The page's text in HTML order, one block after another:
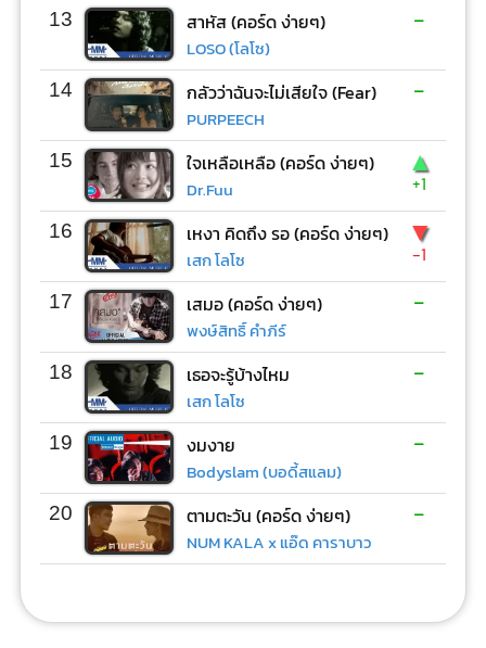
13 สาหัส (คอร์ด ง่ายๆ)
LOSO (โลโซ)
-
14 กลัวว่าฉันจะไม่เสียใจ (Fear)
PURPEECH
-
15 ใจเหลือเหลือ (คอร์ด ง่ายๆ)
Dr.Fuu
▲
+1
16 เหงา คิดถึง รอ (คอร์ด ง่ายๆ)
เสก โลโซ
▼
-1
17 เสมอ (คอร์ด ง่ายๆ)
พงษ์สิทธิ์ คำภีร์
-
18 เธอจะรู้บ้างไหม
เสก โลโซ
-
19 งมงาย
Bodyslam (บอดี้สแลม)
-
20 ตามตะวัน (คอร์ด ง่ายๆ)
NUM KALA x แอ๊ด คาราบาว
-